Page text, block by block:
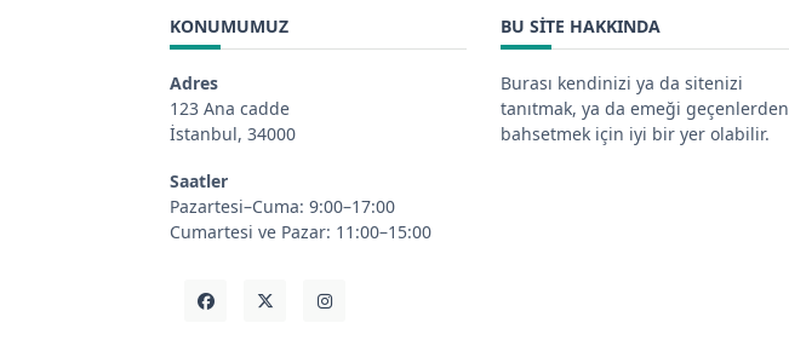
KONUMUMUZ
Adres
123 Ana cadde
İstanbul, 34000
Saatler
Pazartesi–Cuma: 9:00–17:00
Cumartesi ve Pazar: 11:00–15:00
BU SITE HAKKINDA
Burası kendinizi ya da sitenizi
tanıtmak, ya da emeği geçenlerden
bahsetmek için iyi bir yer olabilir.